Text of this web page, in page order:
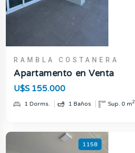
RAMBLA COSTANERA
Apartamento en Venta
U$S 155.000
1 Dorms. 1 Baños Sup. 0 m2
1158